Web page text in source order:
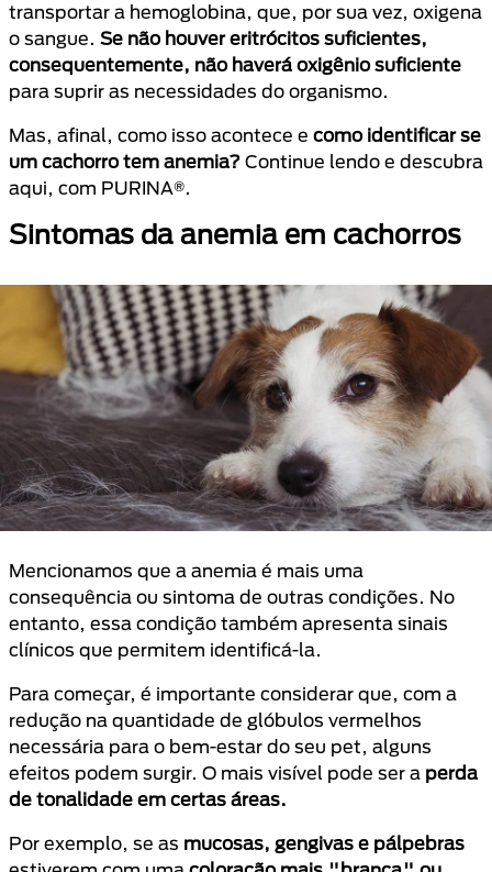
transportar a hemoglobina, que, por sua vez, oxigena
o sangue. Se não houver eritrócitos suficientes,
consequentemente, não haverá oxigênio suficiente
para suprir as necessidades do organismo.
Mas, afinal, como isso acontece e como identificar se
um cachorro tem anemia? Continue lendo e descubra
aqui, com PURINA®.
Sintomas da anemia em cachorros
Mencionamos que a anemia é mais uma
consequência ou sintoma de outras condições. No
entanto, essa condição também apresenta sinais
clínicos que permitem identificá-la.
Para começar, é importante considerar que, com a
redução na quantidade de glóbulos vermelhos
necessária para o bem-estar do seu pet, alguns
efeitos podem surgir. O mais visível pode ser a perda
de tonalidade em certas áreas.
Por exemplo, se as mucosas, gengivas e pálpebras